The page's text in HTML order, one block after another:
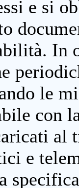
e si
In
le
con
al
e